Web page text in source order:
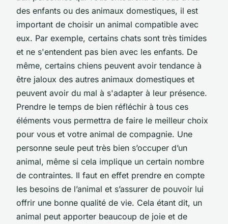
des enfants ou des animaux domestiques, il est
important de choisir un animal compatible avec
eux. Par exemple, certains chats sont très timides
et ne s'entendent pas bien avec les enfants. De
même, certains chiens peuvent avoir tendance à
être jaloux des autres animaux domestiques et
peuvent avoir du mal à s'adapter à leur présence.
Prendre le temps de bien réfléchir à tous ces
éléments vous permettra de faire le meilleur choix
pour vous et votre animal de compagnie. Une
personne seule peut très bien s’occuper d’un
animal, même si cela implique un certain nombre
de contraintes. Il faut en effet prendre en compte
les besoins de l’animal et s’assurer de pouvoir lui
offrir une bonne qualité de vie. Cela étant dit, un
animal peut apporter beaucoup de joie et de